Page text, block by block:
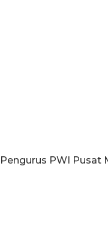
PWI Pusat